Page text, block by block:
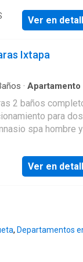
DE VENTA: $
Ver en
Ixtapa
· Apartamento
integral·Cuarto de
·Gas natural·
con closet ·Seguridad
2 baños
para dos
spa hombre y
DE VENTA: $
Ver en
, Departamentos